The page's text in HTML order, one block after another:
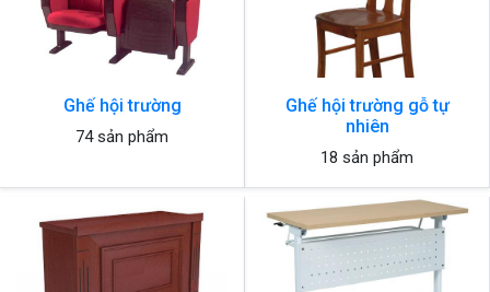
Ghế hội trường
74 sản phẩm
Ghế hội trường gỗ tự
nhiên
18 sản phẩm